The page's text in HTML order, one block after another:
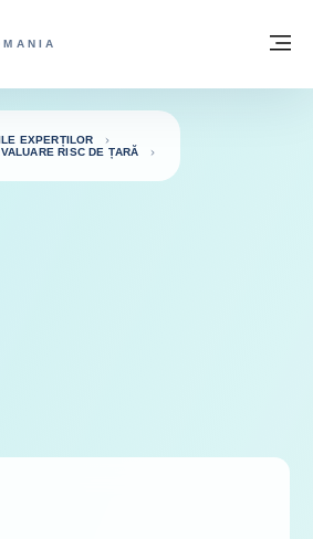
FOR TRADE - WEBSITE GRUP
EXPERȚILOR
RISC DE ȚARĂ